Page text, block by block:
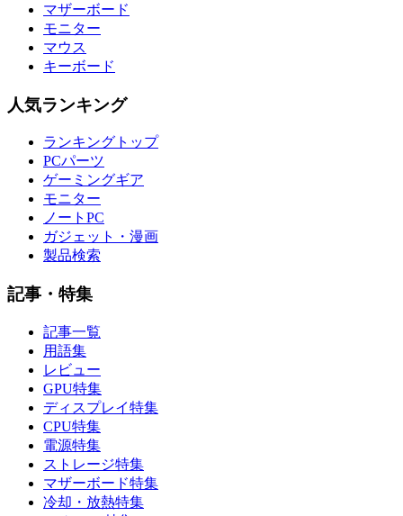
マザーボード
モニター
マウス
キーボード
人気ランキング
ランキングトップ
PCパーツ
ゲーミングギア
モニター
ノートPC
ガジェット・漫画
製品検索
記事・特集
記事一覧
用語集
レビュー
GPU特集
ディスプレイ特集
CPU特集
電源特集
ストレージ特集
マザーボード特集
冷却・放熱特集